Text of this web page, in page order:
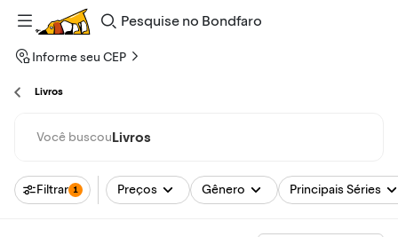
Pesquise
Bondfaro
Informe seu CEP
Livros
Você buscouLivros
Filtrar 1 Preços Gênero Principais Séries